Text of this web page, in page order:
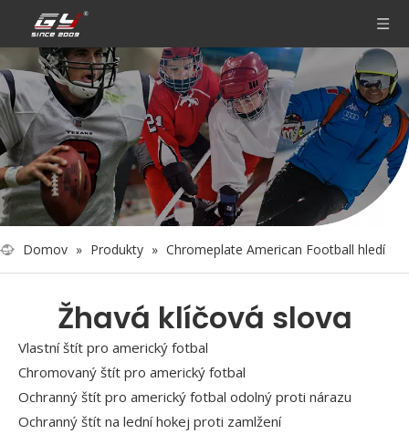
Domov » Produkty » Chromeplate American Football hledí
Žhavá klíčová slova
Vlastní štít pro americký fotbal
Chromovaný štít pro americký fotbal
Ochranný štít pro americký fotbal odolný proti nárazu
Ochranný štít na lední hokej proti zamlžení